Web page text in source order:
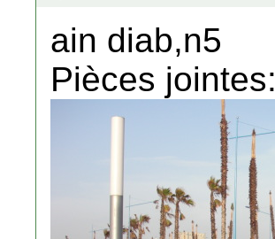
ain diab,n5
Pièces jointes: